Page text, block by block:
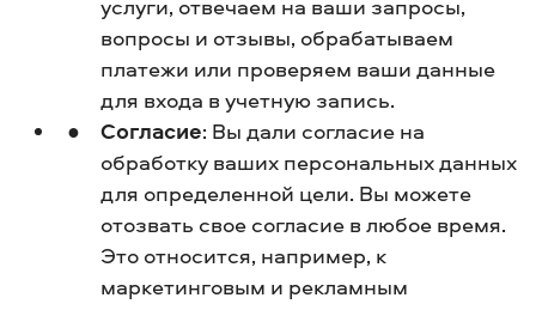
услуги, отвечаем на ваши запросы,
вопросы и отзывы, обрабатываем
платежи или проверяем ваши данные
для входа в учетную запись.
Согласие: Вы дали согласие на
обработку ваших персональных данных
для определенной цели. Вы можете
отозвать свое согласие в любое время.
Это относится, например, к
маркетинговым и рекламным